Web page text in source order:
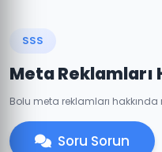
SSS
Meta Reklamları
Bolu meta reklamları hakkında
Soru Sorun